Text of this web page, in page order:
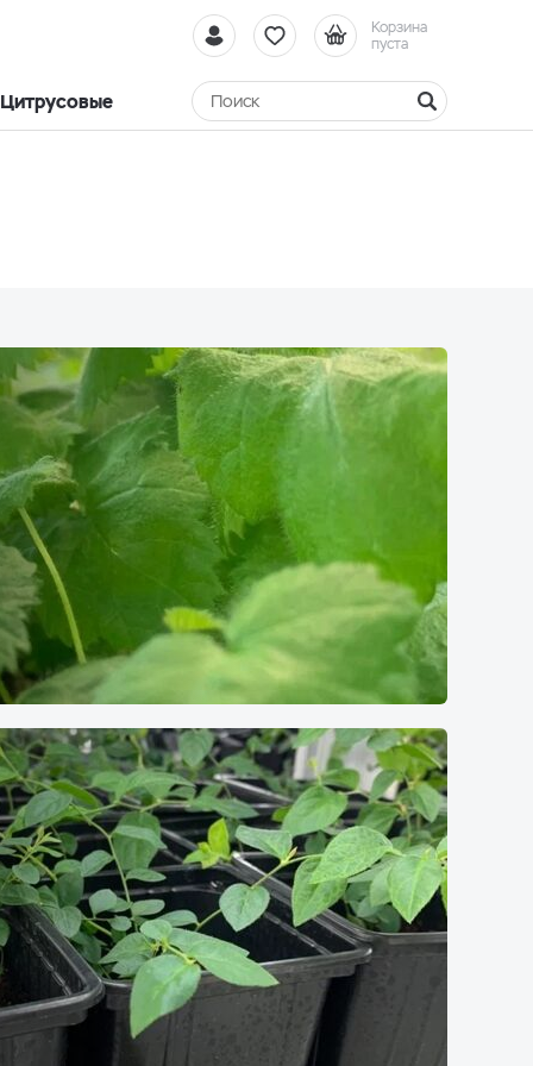
Корзина
пуста
Цитрусовые